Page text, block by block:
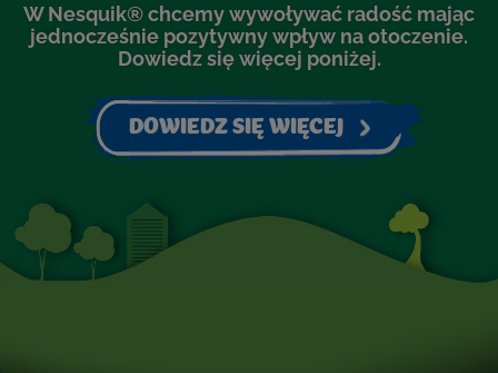
W Nesquik® chcemy wywoływać radość mając
jednocześnie pozytywny wpływ na otoczenie.
Dowiedz się więcej poniżej.
DOWIEDZ SIĘ WIĘCEJ